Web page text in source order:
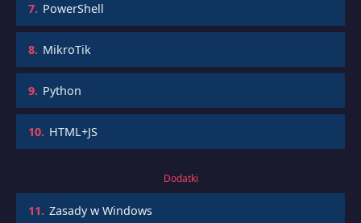
7. PowerShell
8. MikroTik
9. Python
10. HTML+JS
Dodatki
11. Zasady w Windows